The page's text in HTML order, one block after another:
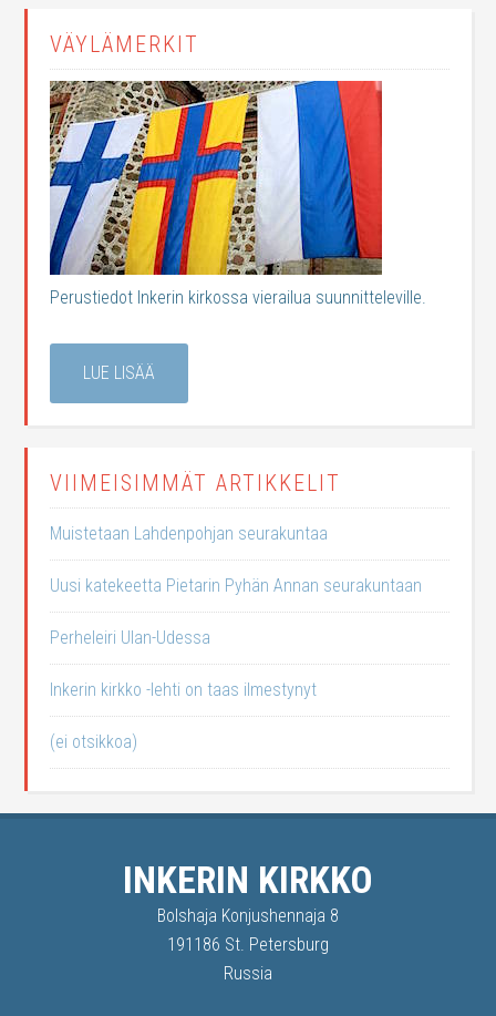
VÄYLÄMERKIT
Perustiedot Inkerin kirkossa vierailua suunnitteleville.
LUE LISÄÄ
VIIMEISIMMÄT ARTIKKELIT
Muistetaan Lahdenpohjan seurakuntaa
Uusi katekeetta Pietarin Pyhän Annan seurakuntaan
Perheleiri Ulan-Udessa
Inkerin kirkko -lehti on taas ilmestynyt
(ei otsikkoa)
INKERIN KIRKKO
Bolshaja Konjushennaja 8
191186 St. Petersburg
Russia